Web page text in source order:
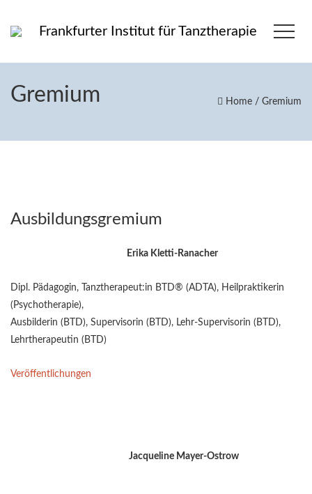
Frankfurter Institut für Tanztherapie
Gremium Home / Gremium
Ausbildungsgremium
Erika Kletti-Ranacher
Dipl. Pädagogin, Tanztherapeut:in BTD® (ADTA), Heilpraktikerin
(Psychotherapie),
Ausbilderin (BTD), Supervisorin (BTD), Lehr-Supervisorin (BTD),
Lehrtherapeutin (BTD)
Veröffentlichungen
Jacqueline Mayer-Ostrow